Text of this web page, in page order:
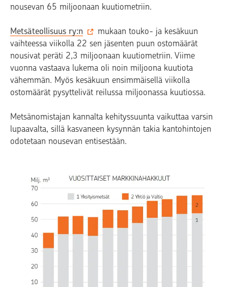
nousevan 65 miljoonaan kuutiometriin.
Metsäteollisuus ry:n
mukaan touko- ja kesäkuun
vaihteessa viikolla 22 sen jäsenten puun ostomäärät
nousivat peräti 2,3 miljoonaan kuutiometriin. Viime
vuonna vastaava lukema oli noin miljoona kuutiota
vähemmän. Myös kesäkuun ensimmäisellä viikolla
ostomäärät pysyttelivät reilussa miljoonassa kuutiossa.
Metsänomistajan kannalta kehityssuunta vaikuttaa varsin
lupaavalta, sillä kasvaneen kysynnän takia kantohintojen
odotetaan nousevan entisestään.